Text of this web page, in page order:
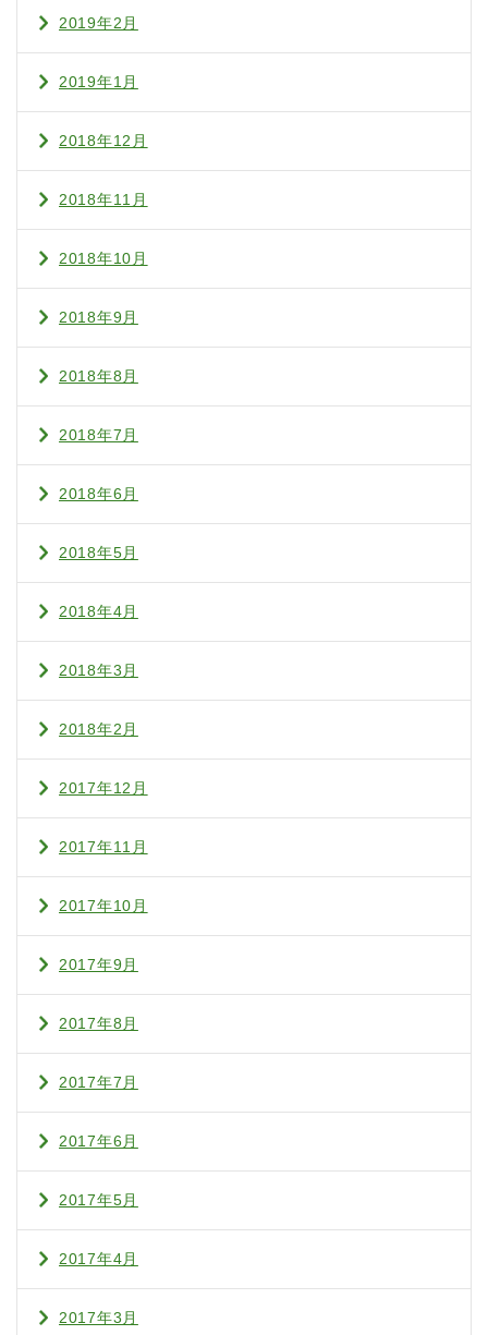
2019年2月
2019年1月
2018年12月
2018年11月
2018年10月
2018年9月
2018年8月
2018年7月
2018年6月
2018年5月
2018年4月
2018年3月
2018年2月
2017年12月
2017年11月
2017年10月
2017年9月
2017年8月
2017年7月
2017年6月
2017年5月
2017年4月
2017年3月